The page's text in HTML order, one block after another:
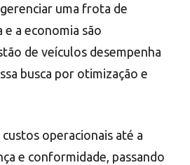
uma frota de
e a economia são
de veículos desempenha
busca por otimização e
operacionais até a
e conformidade, passando